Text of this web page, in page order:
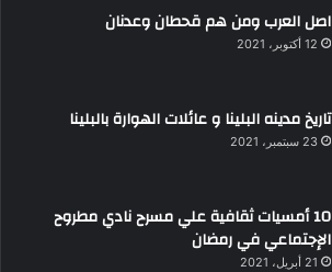
اصل العرب ومن هم قحطان وعدنان
12 أكتوبر، 2021
تاريخ مدينه البلينا و عائلات الهوارة بالبلينا
23 سبتمبر، 2021
10 أمسيات ثقافية علي مسرح نادي مطروح
الإجتماعي في رمضان
21 أبريل، 2021